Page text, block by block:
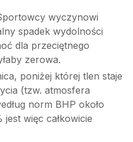
wyczynowi
spadek wydolności
dla przeciętnego
zerowa.
poniżej której tlen staje
(tzw. atmosfera
norm BHP około
więc całkowicie